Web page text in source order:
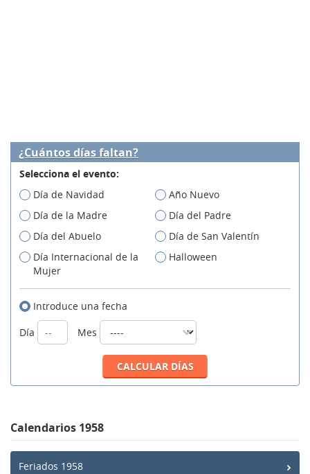
¿Cuántos días faltan?
Selecciona el evento:
Día de Navidad
Año Nuevo
Día de la Madre
Día del Padre
Día del Abuelo
Día de San Valentín
Día Internacional de la
Mujer
Halloween
Introduce una fecha
Día
Mes
Calendarios 1958
Feriados 1958